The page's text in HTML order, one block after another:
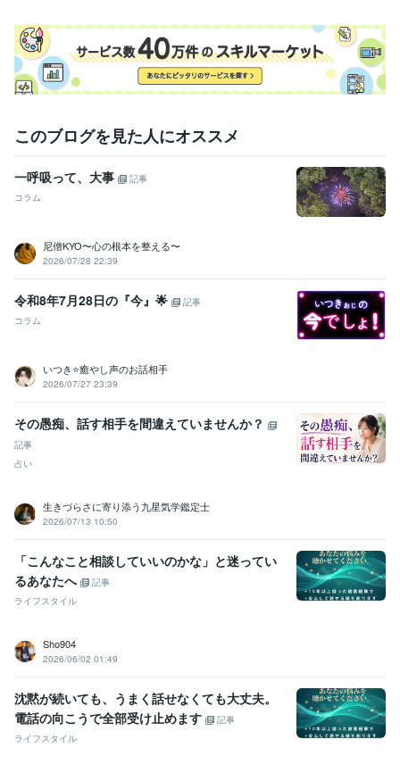
このブログを見た人にオススメ
一呼吸って、大事
記事
コラム
尼僧KYO〜心の根本を整える〜
2026/07/28 22:39
令和8年7月28日の『今』🌟
記事
コラム
いつき⭐️癒やし声のお話相手
2026/07/27 23:39
その愚痴、話す相手を間違えていませんか？
記事
占い
生きづらさに寄り添う九星気学鑑定士
2026/07/13 10:50
「こんなこと相談していいのかな」と迷ってい
るあなたへ
記事
ライフスタイル
Sho904
2026/06/02 01:49
沈黙が続いても、うまく話せなくても大丈夫。
電話の向こうで全部受け止めます
記事
ライフスタイル